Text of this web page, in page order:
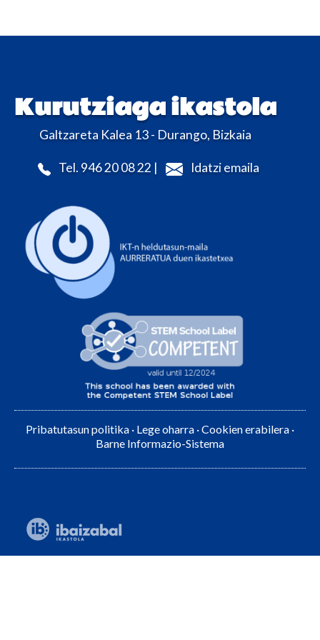
Kurutziaga ikastola
Galtzareta Kalea 13 - Durango, Bizkaia
Tel. 946 20 08 22 | Idatzi emaila
Pribatutasun politika · Lege oharra ·Cookien erabilera ·
Barne Informazio-Sistema